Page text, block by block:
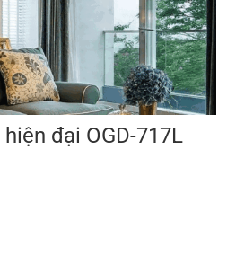
đại OGD-717L
717L số lượng